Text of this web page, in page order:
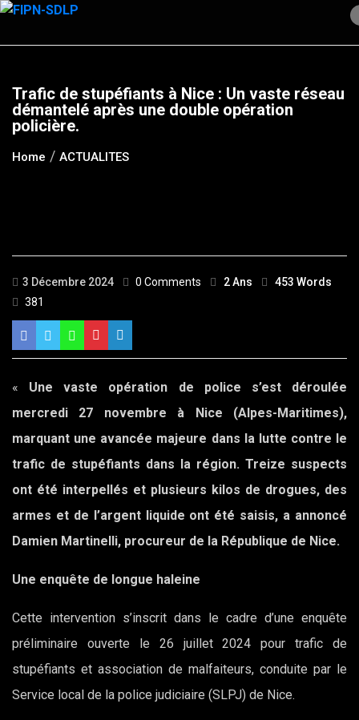
Skip
content
Trafic de stupéfiants à Nice : Un vaste réseau
démantelé après une double opération
policière.
Home ACTUALITES
3 Décembre 2024 0 Comments 2 Ans
453 Words
381
« Une vaste opération de police s’est déroulée
mercredi 27 novembre à Nice (Alpes-Maritimes),
marquant une avancée majeure dans la lutte contre le
trafic de stupéfiants dans la région. Treize suspects
ont été interpellés et plusieurs kilos de drogues, des
armes et de l’argent liquide ont été saisis, a annoncé
Damien Martinelli, procureur de la République de Nice.
Une enquête de longue haleine
Cette intervention s’inscrit dans le cadre d’une enquête
préliminaire ouverte le 26 juillet 2024 pour trafic de
stupéfiants et association de malfaiteurs, conduite par le
Service local de la police judiciaire (SLPJ) de Nice.